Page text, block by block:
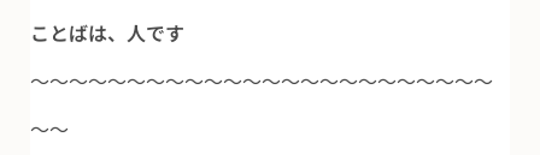
ことばは、人です
～～～～～～～～～～～～～～～～～～～～～～～～
～～